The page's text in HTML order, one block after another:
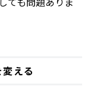
える